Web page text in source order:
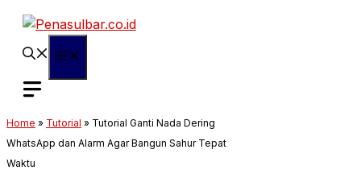
Langsung
Home » Tutorial » Tutorial Ganti Nada Dering
WhatsApp dan Alarm Agar Bangun Sahur Tepat
Waktu